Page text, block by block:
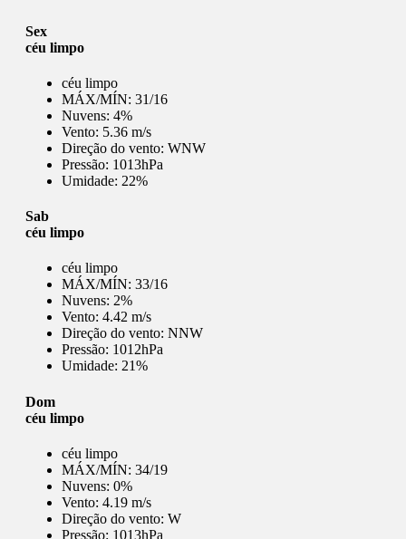
Sex
céu limpo
céu limpo
MÁX/MÍN: 31/16
Nuvens: 4%
Vento: 5.36 m/s
Direção do vento: WNW
Pressão: 1013hPa
Umidade: 22%
Sab
céu limpo
céu limpo
MÁX/MÍN: 33/16
Nuvens: 2%
Vento: 4.42 m/s
Direção do vento: NNW
Pressão: 1012hPa
Umidade: 21%
Dom
céu limpo
céu limpo
MÁX/MÍN: 34/19
Nuvens: 0%
Vento: 4.19 m/s
Direção do vento: W
Pressão: 1013hPa